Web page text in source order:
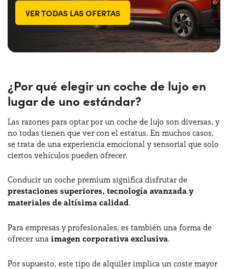
VER TODAS LAS OFERTAS
¿Por qué elegir un coche de lujo en
lugar de uno estándar?
Las razones para optar por un coche de lujo son diversas, y
no todas tienen que ver con el estatus. En muchos casos,
se trata de una experiencia emocional y sensorial que solo
ciertos vehículos pueden ofrecer.
Conducir un coche premium significa disfrutar de
prestaciones superiores, tecnología avanzada y
materiales de altísima calidad.
Para empresas y profesionales, es también una forma de
ofrecer una imagen corporativa exclusiva.
Por supuesto, este tipo de alquiler implica un coste mayor